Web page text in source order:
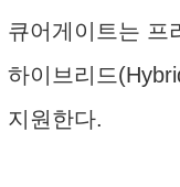
큐어게이트는 프
하이브리드
지원한다.